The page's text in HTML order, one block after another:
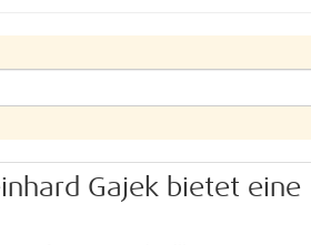
Gajek bietet eine